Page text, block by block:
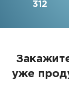
312
уже